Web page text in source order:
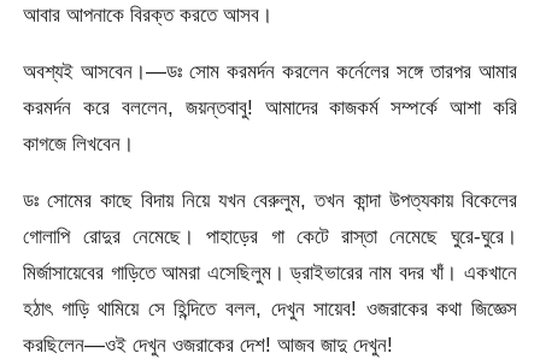
আবার আপনাকে বিরক্ত করতে আসব।
অবশ্যই আসবেন।—ডঃ সোম করমর্দন করলেন কর্নেলের সঙ্গে তারপর আমার
করমর্দন করে বললেন, জয়ন্তবাবু! আমাদের কাজকর্ম সম্পর্কে আশা করি
কাগজে লিখবেন।
ডঃ সোমের কাছে বিদায় নিয়ে যখন বেরুলুম, তখন কান্দা উপত্যকায় বিকেলের
গোলাপি রোদুর নেমেছে। পাহাড়ের গা কেটে রাস্তা নেমেছে ঘুরে-ঘুরে।
মির্জাসায়েবের গাড়িতে আমরা এসেছিলুম। ড্রাইভারের নাম বদর খাঁ। একখানে
হঠাৎ গাড়ি থামিয়ে সে হিন্দিতে বলল, দেখুন সায়েব! ওজরাকের কথা জিজ্ঞেস
করছিলেন—ওই দেখুন ওজরাকের দেশ! আজব জাদু দেখুন!